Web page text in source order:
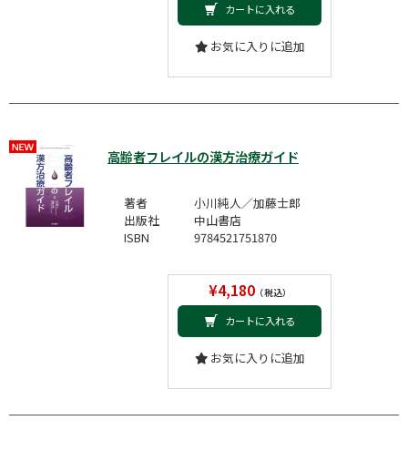
カートに入れる
お気に入りに追加
高齢者フレイルの漢方治療ガイド
著者
小川純人／加藤士郎
出版社
中山書店
ISBN
9784521751870
¥4,180（税込）
カートに入れる
お気に入りに追加